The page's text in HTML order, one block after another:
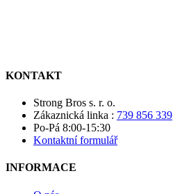
KONTAKT
Strong Bros s. r. o.
Zákaznická linka : 739 856 339
Po-Pá 8:00-15:30
Kontaktní formulář
INFORMACE